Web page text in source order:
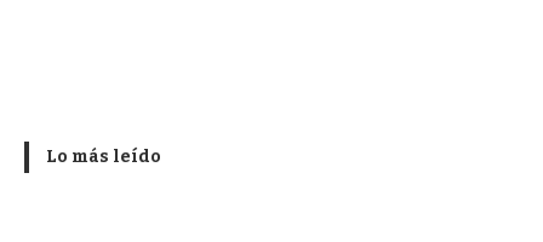
Lo más leído